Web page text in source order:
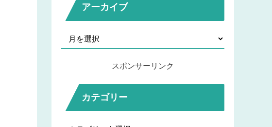
アーカイブ
スポンサーリンク
カテゴリー